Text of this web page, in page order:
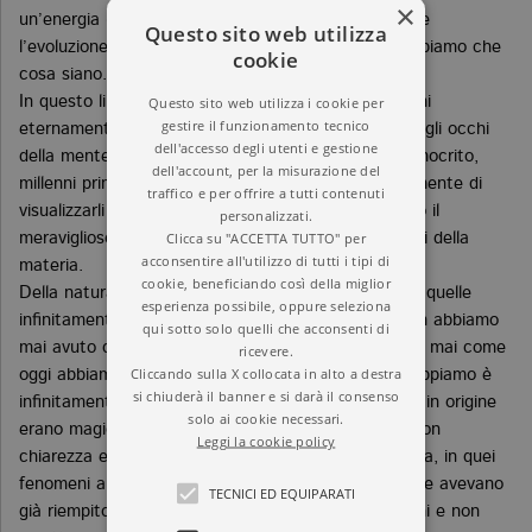
un’energia «oscure», che determinano la struttura e
l’evoluzione dell’Universo, anche se ancora non sappiamo che
cosa siano.
In questo libro leggeremo anche la storia degli atomi
eternamente in moto nel vuoto. Furono «visti» con gli occhi
della mente da uomini geniali come Leucippo e Democrito,
millenni prima che la scienza consentisse effettivamente di
visualizzarli e di penetrare al loro interno, scoprendo il
meraviglioso mondo quantistico e i costituenti ultimi della
materia.
Della natura, sia a scale infinitamente piccole sia a quelle
infinitamente grandi, oggi sappiamo moltissimo. Non abbiamo
mai avuto così tanta conoscenza – e, al contempo, mai come
oggi abbiamo avuto la certezza che ciò che non sappiamo è
infinitamente di più. Perché se è vero che le parole in origine
erano magiche,
ci svela – con
chiarezza e rigore – la magia che risiede nella natura, in quei
fenomeni al contempo familiari e pieni di mistero che avevano
già riempito di meraviglia i nostri antenati più antichi e non
×
Questo sito web utilizza
cookie
Questo sito web utilizza i cookie per
gestire il funzionamento tecnico
dell'accesso degli utenti e gestione
dell'account, per la misurazione del
traffico e per offrire a tutti contenuti
personalizzati.
Clicca su "ACCETTA TUTTO" per
acconsentire all'utilizzo di tutti i tipi di
cookie, beneficiando così della miglior
esperienza possibile, oppure seleziona
qui sotto solo quelli che acconsenti di
ricevere.
Cliccando sulla X collocata in alto a destra
si chiuderà il banner e si darà il consenso
solo ai cookie necessari.
Leggi la cookie policy
TECNICI ED EQUIPARATI